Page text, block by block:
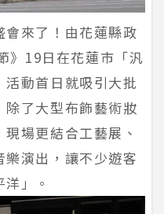
來了！由花蓮縣政
》19日在花蓮市「汎
動首日就吸引大批
了大型布飾藝術妝
場更結合工藝展、
演出，讓不少遊客
」。